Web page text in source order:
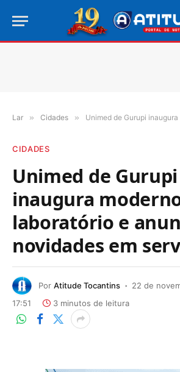
Lar » Cidades » Unimed de Gurupi inaugura moderno
CIDADES
Unimed de Gurupi
inaugura
laboratório e
novidades em
Por Atitude Tocantins
22 de
17:51
3 minutos de leitura